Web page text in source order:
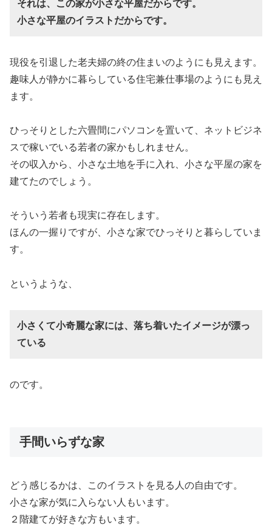
それは、この家が小さな平屋だからです。
小さな平屋のイラストだからです。
現役を引退した老夫婦の終の住まいのようにも見えます。
趣味人が静かに暮らしている住宅兼仕事場のようにも見え
ます。
ひっそりとした六畳間にパソコンを置いて、ネットビジネ
スで稼いでいる若者の家かもしれません。
その収入から、小さな土地を手に入れ、小さな平屋の家を
建てたのでしょう。
そういう若者も現実に存在します。
ほんの一握りですが、小さな家でひっそりと暮らしていま
す。
というような、
小さくて小奇麗な家には、落ち着いたイメージが漂っ
ている
のです。
手間いらずな家
どう感じるかは、このイラストを見る人の自由です。
小さな家が気に入らない人もいます。
２階建てが好きな方もいます。